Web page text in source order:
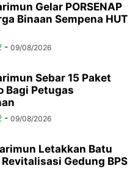
Gelar PORSENAP
Binaan Sempena HUT
- 09/08/2026
Sebar 15 Paket
Bagi Petugas
- 09/08/2026
Letakkan Batu
Gedung BPS